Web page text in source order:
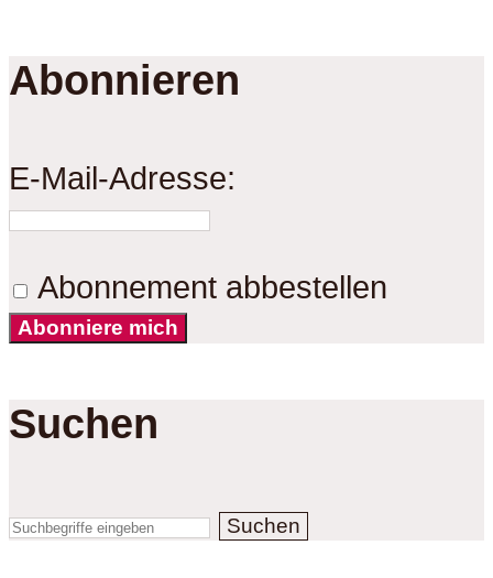
Abonnieren
E-Mail-Adresse:
Abonnement abbestellen
Abonniere mich
Suchen
Suchen